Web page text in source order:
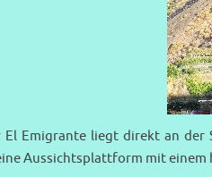
El Emigrante liegt direkt an der
Aussichtsplattform mit einem